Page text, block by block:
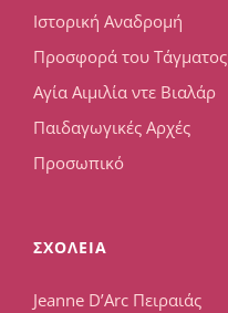
Ιστορική Αναδρομή
Προσφορά του Τάγματος
Αγία Αιμιλία ντε Βιαλάρ
Παιδαγωγικές Αρχές
Προσωπικό
ΣΧΟΛΕΙΑ
Jeanne D’Arc Πειραιάς